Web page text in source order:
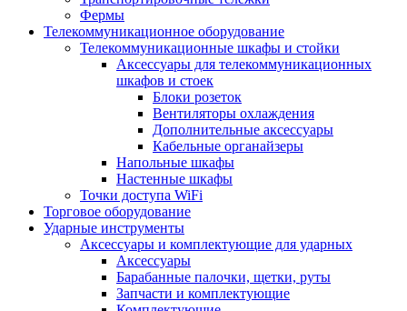
Фермы
Телекоммуникационное оборудование
Телекоммуникационные шкафы и стойки
Аксессуары для телекоммуникационных
шкафов и стоек
Блоки розеток
Вентиляторы охлаждения
Дополнительные аксессуары
Кабельные органайзеры
Напольные шкафы
Настенные шкафы
Точки доступа WiFi
Торговое оборудование
Ударные инструменты
Аксессуары и комплектующие для ударных
Аксессуары
Барабанные палочки, щетки, руты
Запчасти и комплектующие